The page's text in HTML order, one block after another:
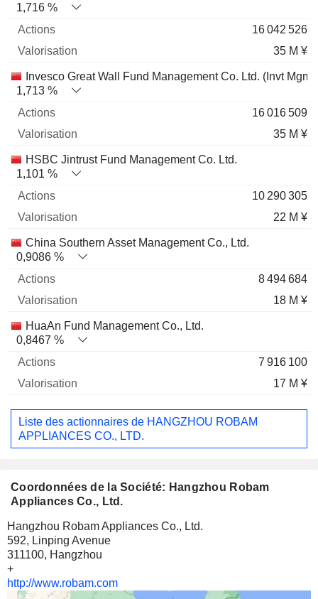
1,716 %
16 042 526
35 M ¥
Invesco Great Wall Fund Management Co. Ltd. (Invt Mgmt)
1,713 %
16 016 509
35 M ¥
HSBC Jintrust Fund Management Co. Ltd.
1,101 %
10 290 305
22 M ¥
China Southern Asset Management Co., Ltd.
0,9086 %
8 494 684
18 M ¥
HuaAn Fund Management Co., Ltd.
0,8467 %
7 916 100
17 M ¥
Liste des actionnaires de HANGZHOU ROBAM
APPLIANCES CO., LTD.
Coordonnées de la Société: Hangzhou Robam
Appliances Co., Ltd.
Hangzhou Robam Appliances Co., Ltd.
592, Linping Avenue
311100, Hangzhou
+
http://www.robam.com